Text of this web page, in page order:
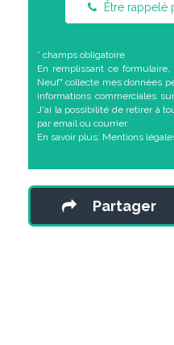
Être rappelé
* champs obligatoire
En remplissant ce
Neuf" collecte mes données
informations commerciales
J'ai la possibilité de retirer à
par email ou courrier.
En savoir plus: Mentions
Partager